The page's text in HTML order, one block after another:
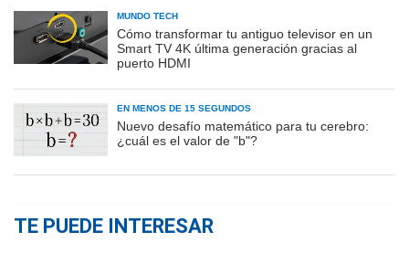
MUNDO TECH
Cómo transformar tu antiguo televisor en un
Smart TV 4K última generación gracias al
puerto HDMI
EN MENOS DE 15 SEGUNDOS
Nuevo desafío matemático para tu cerebro:
¿cuál es el valor de "b"?
TE PUEDE INTERESAR